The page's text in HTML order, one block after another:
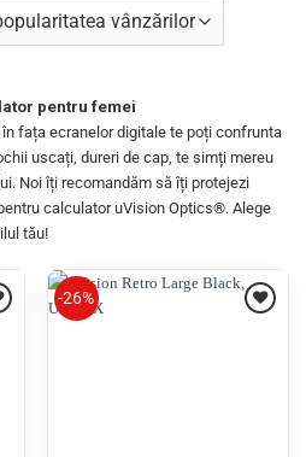
pentru femei
fața ecranelor digitale te poți confrunta
uscați, dureri de cap, te simți mereu
Noi îți recomandăm să îți protejezi
calculator uVision Optics®. Alege
tău!
-26%